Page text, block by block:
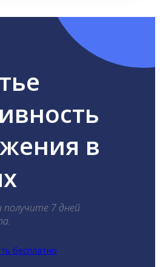
в
получите 7 дней
бесплатно